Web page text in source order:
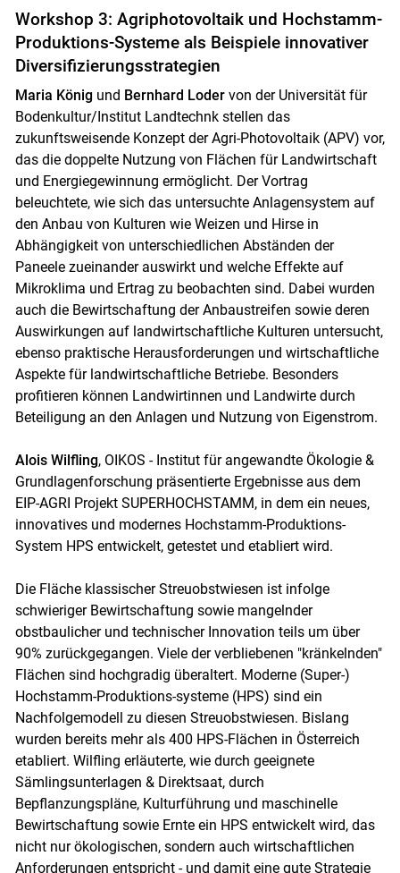
Workshop 3: Agriphotovoltaik und Hochstamm-
Produktions-Systeme als Beispiele innovativer
Diversifizierungsstrategien
Maria Königund Bernhard Lodervon der Universität für
Bodenkultur/Institut Landtechnk stellen das
zukunftsweisende Konzept der Agri-Photovoltaik (APV) vor,
das die doppelte Nutzung von Flächen für Landwirtschaft
und Energiegewinnung ermöglicht. Der Vortrag
beleuchtete, wie sich das untersuchte Anlagensystem auf
den Anbau von Kulturen wie Weizen und Hirse in
Abhängigkeit von unterschiedlichen Abständen der
Paneele zueinander auswirkt und welche Effekte auf
Mikroklima und Ertrag zu beobachten sind. Dabei wurden
auch die Bewirtschaftung der Anbaustreifen sowie deren
Auswirkungen auf landwirtschaftliche Kulturen untersucht,
ebenso praktische Herausforderungen und wirtschaftliche
Aspekte für landwirtschaftliche Betriebe. Besonders
profitieren können Landwirtinnen und Landwirte durch
Beteiligung an den Anlagen und Nutzung von Eigenstrom.
Alois Wilfling, OIKOS - Institut für angewandte Ökologie &
Grundlagenforschung präsentierte Ergebnisse aus dem
EIP-AGRI Projekt SUPERHOCHSTAMM, in dem ein neues,
innovatives und modernes Hochstamm-Produktions-
System HPS entwickelt, getestet und etabliert wird.
Die Fläche klassischer Streuobstwiesen ist infolge
schwieriger Bewirtschaftung sowie mangelnder
obstbaulicher und technischer Innovation teils um über
90% zurückgegangen. Viele der verbliebenen "kränkelnden"
Flächen sind hochgradig überaltert. Moderne (Super-)
Hochstamm-Produktions-systeme (HPS) sind ein
Nachfolgemodell zu diesen Streuobstwiesen. Bislang
wurden bereits mehr als 400 HPS-Flächen in Österreich
etabliert. Wilfling erläuterte, wie durch geeignete
Sämlingsunterlagen & Direktsaat, durch
Bepflanzungspläne, Kulturführung und maschinelle
Bewirtschaftung sowie Ernte ein HPS entwickelt wird, das
nicht nur ökologischen, sondern auch wirtschaftlichen
Anforderungen entspricht - und damit eine gute Strategie